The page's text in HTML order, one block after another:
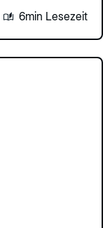
6min Lesezeit